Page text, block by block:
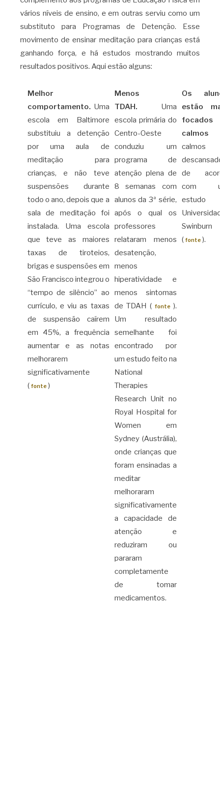
vários níveis de ensino, e em outras serviu como um
substituto para Programas de Detenção. Esse
movimento de ensinar meditação para crianças está
ganhando força, e há estudos mostrando muitos
resultados positivos. Aqui estão alguns:
Melhor
comportamento. Uma
escola em Baltimore
substituiu a detenção
por uma aula de
meditação para
crianças, e não teve
suspensões durante
todo o ano, depois que a
sala de meditação foi
instalada. Uma escola
que teve as maiores
taxas de tiroteios,
brigas e suspensões em
São Francisco integrou o
“tempo de silêncio” ao
currículo, e viu as taxas
de suspensão caírem
em 45%, a frequência
aumentar e as notas
melhorarem
significativamente
( fonte)
Menos
TDAH. Uma
escola primária do
Centro-Oeste
conduziu um
programa de
atenção plena de
8 semanas com
alunos da 3ª série,
após o qual os
professores
relataram menos
desatenção,
menos
hiperatividade e
menos sintomas
de TDAH ( fonte).
Um resultado
semelhante foi
encontrado por
um estudo feito na
National
Therapies
Research Unit no
Royal Hospital for
Women em
Sydney (Austrália),
onde crianças que
foram ensinadas a
meditar
melhoraram
significativamente
a capacidade de
atenção e
reduziram ou
pararam
completamente
de tomar
medicamentos.
Os
estão
calmos
calmos
de
com
estudo
Swinburn
( fonte).